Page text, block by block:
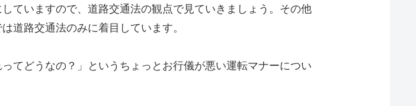
ていますので、道路交通法の観点で見ていきましょう。その他
道路交通法のみに着目しています。
てどうなの？」というちょっとお行儀が悪い運転マナーについ